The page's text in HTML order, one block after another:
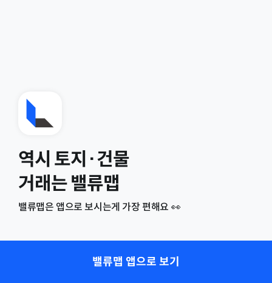
역시 토지·건물
거래는 밸류맵
밸류맵은 앱으로 보시는게 가장 편해요 👀
밸류맵 앱으로 보기